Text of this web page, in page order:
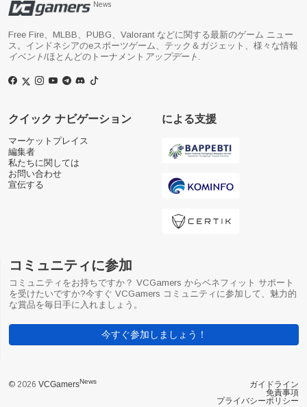
News
Free Fire、MLBB、PUBG、Valorant などに関する最新のゲーム ニュー
ス。インドネシアのeスポーツゲーム、テック＆ガジェット、様々な情報
イベント/ほとんどのトーナメント アップデート
クイック ナビゲーション
マーケットプレイス
編集者
私たちに関しては
お問い合わせ
宣伝する
による支援
コミュニティに参加
コミュニティをお持ちですか？ VCGamers からベネフィット サポート
を受けたいですか?今すぐ VCGamers コミュニティに参加して、魅力的
な賞品を毎日手に入れましょう。
今すぐ参加しましょう！
© 2026 VCGamersNews
ガイドライン
免責事項
プライバシーポリシー